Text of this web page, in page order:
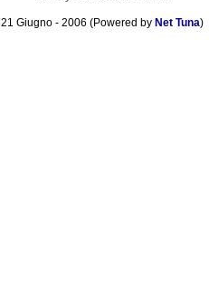
21 Giugno - 2006 (Powered by Net Tuna)